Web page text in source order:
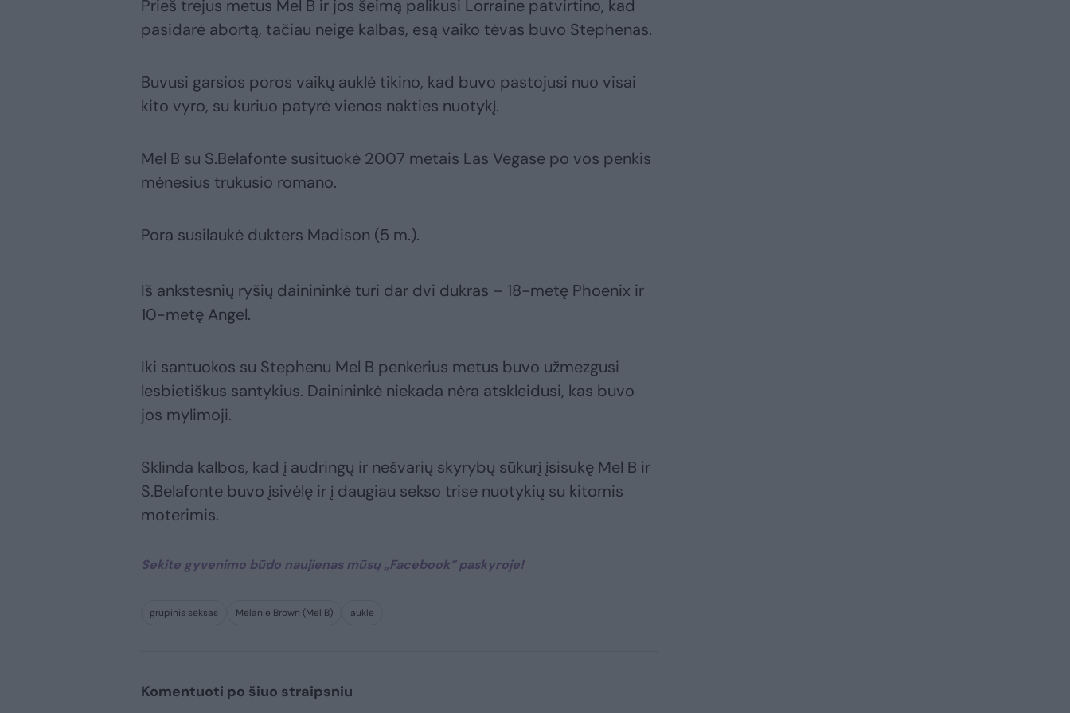
Prieš trejus metus Mel B ir jos šeimą palikusi Lorraine patvirtino, kad
pasidarė abortą, tačiau neigė kalbas, esą vaiko tėvas buvo Stephenas.
Buvusi garsios poros vaikų auklė tikino, kad buvo pastojusi nuo visai
kito vyro, su kuriuo patyrė vienos nakties nuotykį.
Mel B su S.Belafonte susituokė 2007 metais Las Vegase po vos penkis
mėnesius trukusio romano.
Pora susilaukė dukters Madison (5 m.).
Iš ankstesnių ryšių dainininkė turi dar dvi dukras – 18-metę Phoenix ir
10-metę Angel.
Iki santuokos su Stephenu Mel B penkerius metus buvo užmezgusi
lesbietiškus santykius. Dainininkė niekada nėra atskleidusi, kas buvo
jos mylimoji.
Sklinda kalbos, kad į audringų ir nešvarių skyrybų sūkurį įsisukę Mel B ir
S.Belafonte buvo įsivėlę ir į daugiau sekso trise nuotykių su kitomis
moterimis.
Sekite gyvenimo būdo naujienas mūsų „Facebook“ paskyroje!​
grupinis seksas Melanie Brown (Mel B) auklė
Komentuoti po šiuo straipsniu